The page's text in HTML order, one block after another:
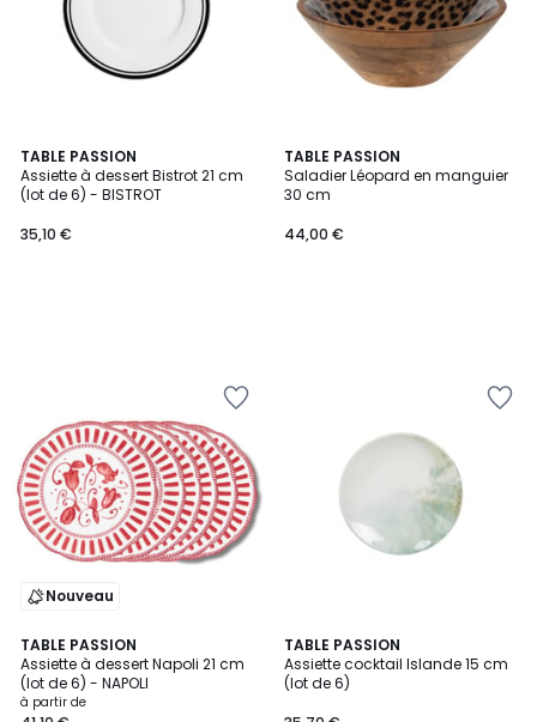
TABLE PASSION
Assiette à dessert Bistrot 21 cm
(lot de 6) - BISTROT
35,10 €
TABLE PASSION
Saladier Léopard en manguier
30 cm
44,00 €
Nouveau
TABLE PASSION
Assiette à dessert Napoli 21 cm
(lot de 6) - NAPOLI
à partir de
4
Couleurs
TABLE PASSION
Assiette cocktail Islande 15 cm
(lot de 6)